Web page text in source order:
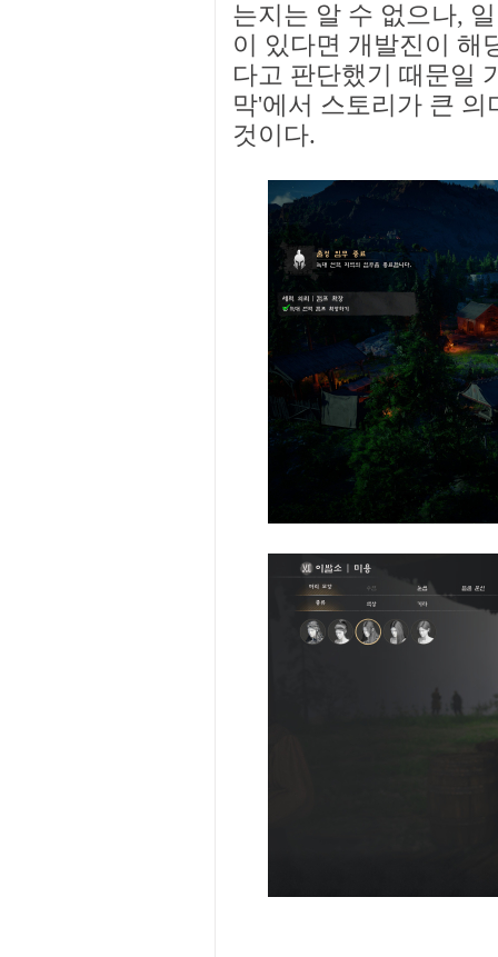
는지는 알 수 없으나,
이 있다면 개발진이 해
다고 판단했기 때문일
막'에서 스토리가 큰
것이다.